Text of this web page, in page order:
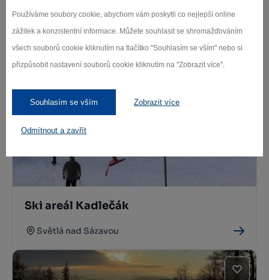
Používáme soubory cookie, abychom vám poskytli co nejlepší online
zážitek a konzistentní informace. Můžete souhlasit se shromažďováním
všech souborů cookie kliknutím na tlačítko "Souhlasím se vším" nebo si
přizpůsobit nastavení souborů cookie kliknutím na "Zobrazit více".
Souhlasím se vším Zobrazit více
Odmítnout a zavřít
Lyžařský areál Čeřínek
Ski areál Kadlečák
Světlá nad Sázavou